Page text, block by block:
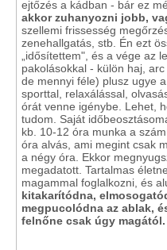
ejtőzés a kádban - bár ez
akkor zuhanyozni jobb,
szellemi frissesség
zenehallgatás, stb. Én ezt
„idősítettem", és a vége az
pakolásokkal - külön haj,
de mennyi féle) plusz ugye
sporttal, relaxálással,
órát venne igénybe. Lehet,
tudom. Saját
kb. 10-12 óra munka a
óra alvás, ami megint csak
a négy óra. Ekkor
megadatott. Tartalmas
magammal foglalkozni, és
kitakarítódna,
megpucolódna az ablak,
felnőne csak úgy magától.